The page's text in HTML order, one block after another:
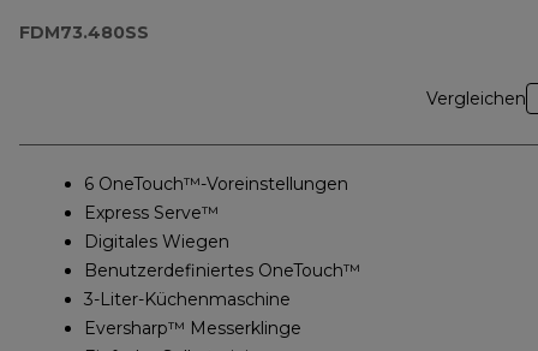
FDM73.480SS
FDM73.480SS
Vergleichen
6 OneTouch™-Voreinstellungen
Express Serve™
Digitales Wiegen
Benutzerdefiniertes OneTouch™
3-Liter-Küchenmaschine
Eversharp™ Messerklinge